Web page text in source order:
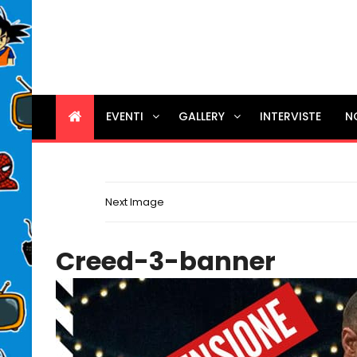
EVENTI GALLERY INTERVISTE
Next Image
Creed-3-banner